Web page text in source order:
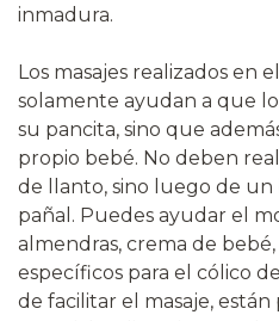
inmadura.
Los masajes realizados en
solamente ayudan a que
su pancita, sino que
propio bebé. No deben
de llanto, sino luego de
pañal. Puedes ayudar el
almendras, crema de
específicos para el cólico
de facilitar el masaje,